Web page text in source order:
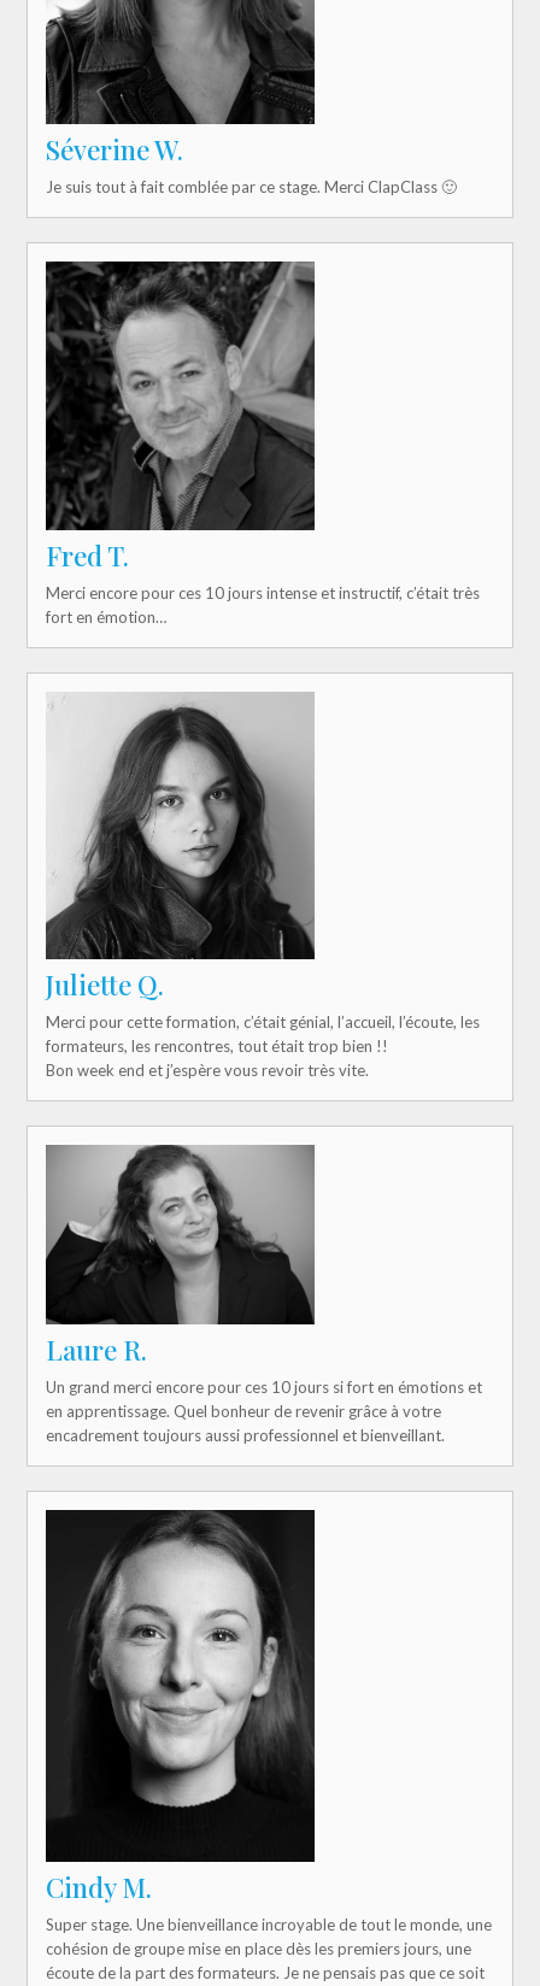
Séverine W.
Je suis tout à fait comblée par ce stage. Merci ClapClass 🙂
Fred T.
Merci encore pour ces 10 jours intense et instructif, c’était très
fort en émotion…
Juliette Q.
Merci pour cette formation, c’était génial, l’accueil, l’écoute, les
formateurs, les rencontres, tout était trop bien !!
Bon week end et j’espère vous revoir très vite.
Laure R.
Un grand merci encore pour ces 10 jours si fort en émotions et
en apprentissage. Quel bonheur de revenir grâce à votre
encadrement toujours aussi professionnel et bienveillant.
Cindy M.
Super stage. Une bienveillance incroyable de tout le monde, une
cohésion de groupe mise en place dès les premiers jours, une
écoute de la part des formateurs. Je ne pensais pas que ce soit